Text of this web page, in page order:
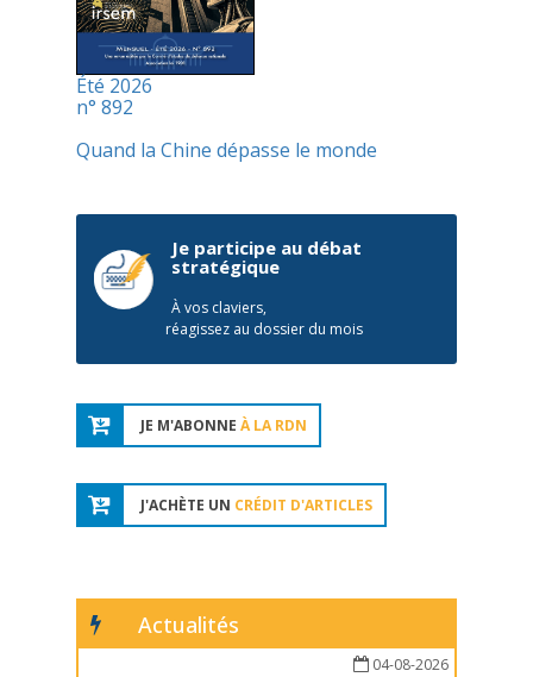
Été 2026
n° 892
Quand la Chine dépasse le monde
Je participe au débat
stratégique
À vos claviers,
réagissez au dossier du mois
JE M'ABONNE À LA RDN
J'ACHÈTE UN CRÉDIT D'ARTICLES
Actualités
04-08-2026